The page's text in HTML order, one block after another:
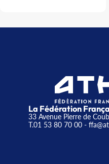
La Fédération
33 Avenue Pierre de
T.01 53 80 70 00-